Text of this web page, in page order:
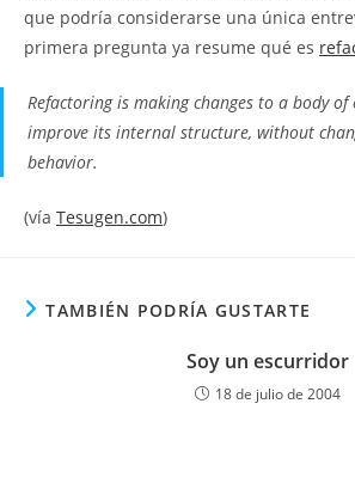
que podría considerarse una única
primera pregunta ya resume qué es
Refactoring is making changes to a body
improve its internal structure, without
behavior.
(vía Tesugen.com)
TAMBIÉN PODRÍA GUSTARTE
Soy un escurridor
18 de julio de 2004